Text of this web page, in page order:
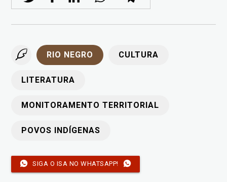
RIO NEGRO CULTURA
LITERATURA
MONITORAMENTO TERRITORIAL
POVOS INDÍGENAS
SIGA O ISA NO WHATSAPP!